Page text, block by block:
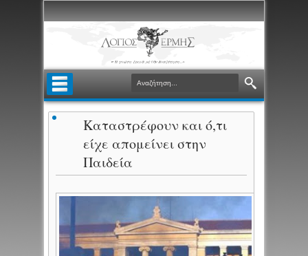
Καταστρέφουν και ό,τι
είχε απομείνει στην
Παιδεία